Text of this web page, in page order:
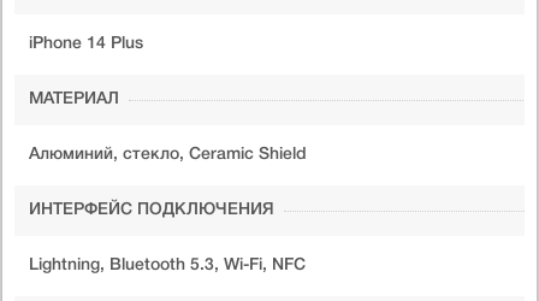
iPhone 14 Plus
МАТЕРИАЛ
Алюминий, стекло, Ceramic Shield
ИНТЕРФЕЙС ПОДКЛЮЧЕНИЯ
Lightning, Bluetooth 5.3, Wi-Fi, NFC